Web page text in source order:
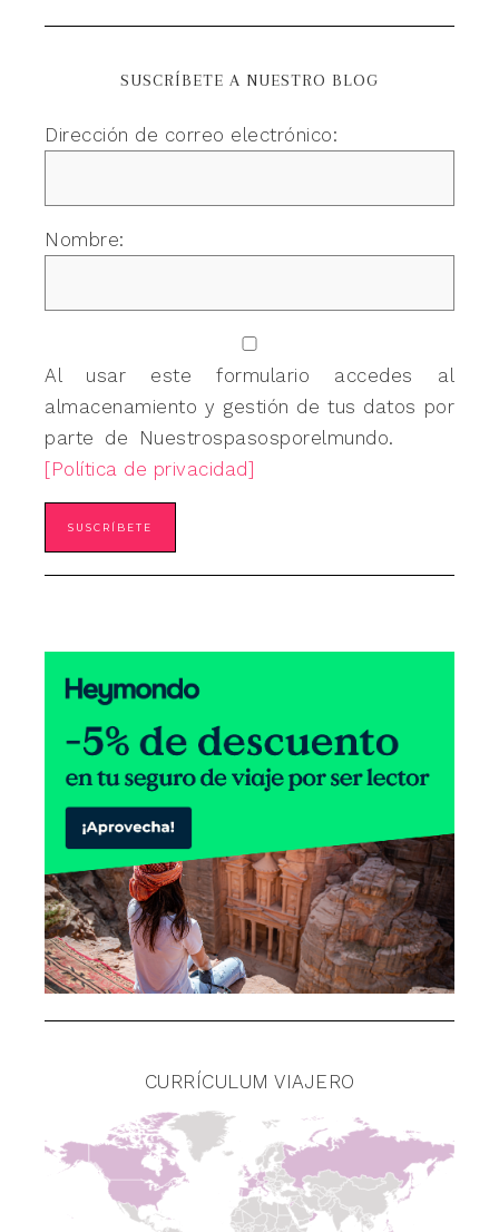
SUSCRÍBETE A NUESTRO BLOG
Dirección de correo electrónico:
Nombre:
Al usar este formulario accedes al
almacenamiento y gestión de tus datos por
parte de Nuestrospasosporelmundo.
[Política de privacidad]
CURRÍCULUM VIAJERO